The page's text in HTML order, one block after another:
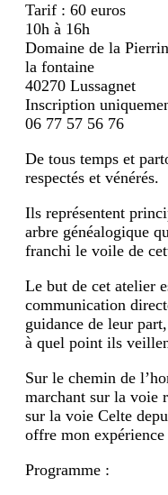
Tarif : 60 euros
10h à 16h
Domaine de la
la fontaine
40270 Lussagnet
Inscription
06 77 57 56 76
De tous temps et
respectés et vénérés.
Ils représentent
arbre généalogique
franchi le voile de
Le but de cet atelier
communication
guidance de leur
à quel point ils
Sur le chemin de
marchant sur la voie
sur la voie Celte
offre mon
Programme :